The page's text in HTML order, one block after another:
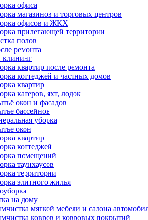
офиса
магазинов и торговых центров
офисов и ЖКХ
прилегающей территории
полов
ремонта
клининг
квартир после ремонта
коттеджей и частных домов
квартир
катеров, яхт, лодок
окон и фасадов
бассейнов
уборка
окон
квартир
коттеджей
помещений
таунхаусов
территории
элитного жилья
на дому
мягкой мебели и салона
ковров и ковровых покрытий